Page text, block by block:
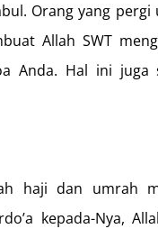
Orang yang
Allah SWT
Anda. Hal ini juga
haji dan umrah
kepada-Nya,